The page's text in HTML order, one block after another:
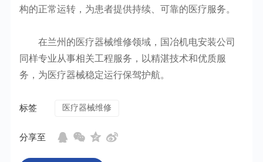
构的正常运转，为患者提供持续、可靠的医疗服务。
在兰州的医疗器械维修领域，国冶机电安装公司
同样专业从事相关工程服务，以精湛技术和优质服
务，为医疗器械稳定运行保驾护航。
标签 医疗器械维修
分享至